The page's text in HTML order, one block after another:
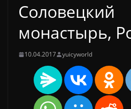
Соловецкий
монастырь,
10.04.2017 yuicyworld